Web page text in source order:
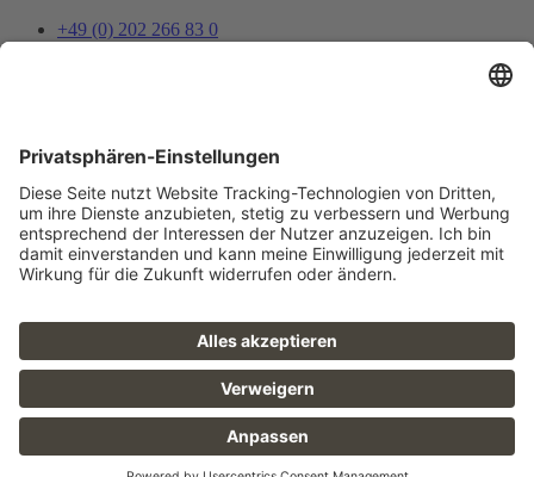
+49 (0) 202 266 83 0
Jetzt abonnieren
FAQ
Datenschutz
Barrierefreiheit
Karriere